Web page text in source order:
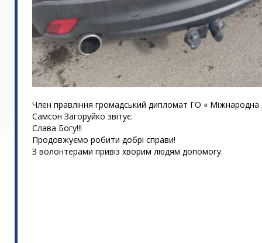
Член правління громадський дипломат ГО «
Самсон Загоруйко звітує:
Слава Богу!!!
Продовжуємо робити добрі справи!
З волонтерами привіз хворим людям допомогу.